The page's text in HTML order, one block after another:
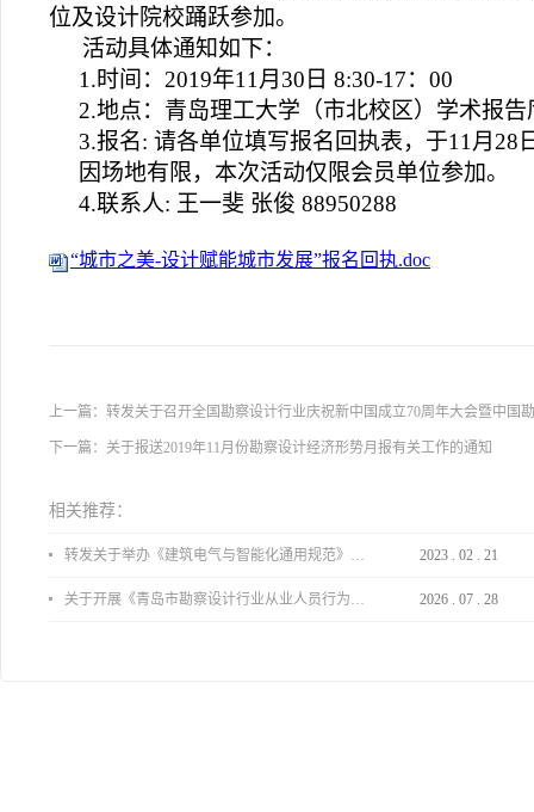
位及设计院校踊跃参加。
活动具体通知如下：
1.时间：2019年11月30日 8:30-17：00
2.地点：青岛理工大学（市北校区）学术报告
3.报名: 请各单位填写报名回执表，于11月28
因场地有限，本次活动仅限会员单位参加。
4.联系人: 王一斐 张俊 88950288
“城市之美-设计赋能城市发展”报名回执.doc
上一篇： 转发关于召开全国勘察设计行业庆祝新中国成立70周年大会暨中国
下一篇： 关于报送2019年11月份勘察设计经济形势月报有关工作的通知
相关推荐：
转发关于举办《建筑电气与智能化通用规范》 GB55024-2022公益宣贯的通知 2023 . 02 . 21
关于开展《青岛市勘察设计行业从业人员行为导则》、《青岛市住宅工程设计审查品质提升指引（2026版）》宣贯活动的通知 2026 . 07 . 28